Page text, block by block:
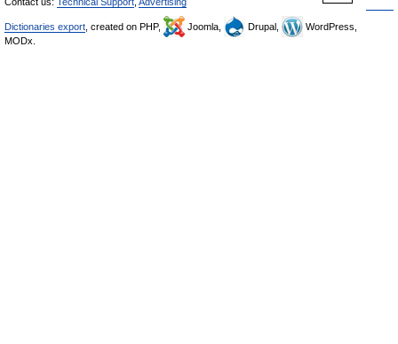
Dictionaries export , created on PHP, Joomla, Drupal,
WordPress,
MODx.